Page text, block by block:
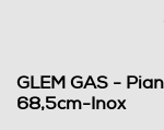
GLEM GAS -
68,5cm-Inox